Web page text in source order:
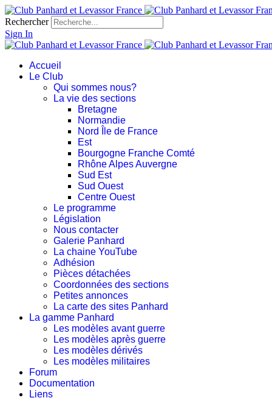
Rechercher
Sign In
Accueil
Le Club
Qui sommes nous?
La vie des sections
Bretagne
Normandie
Nord Île de France
Est
Bourgogne Franche Comté
Rhône Alpes Auvergne
Sud Est
Sud Ouest
Centre Ouest
Le programme
Législation
Nous contacter
Galerie Panhard
La chaine YouTube
Adhésion
Pièces détachées
Coordonnées des sections
Petites annonces
La carte des sites Panhard
La gamme Panhard
Les modèles avant guerre
Les modèles après guerre
Les modèles dérivés
Les modèles militaires
Forum
Documentation
Liens